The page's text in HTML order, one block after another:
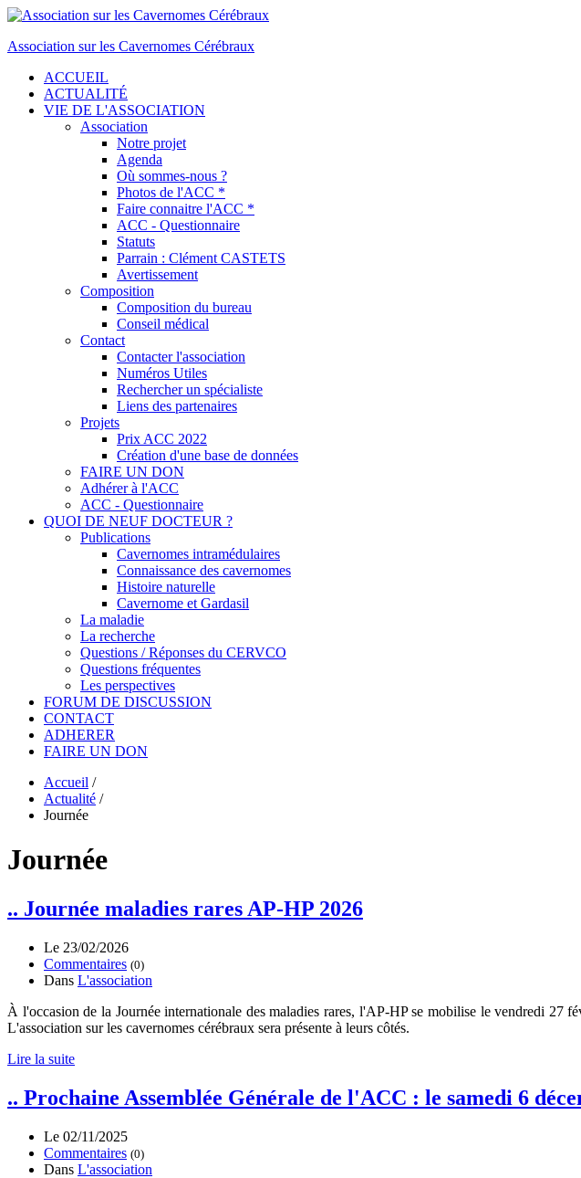
Association sur les Cavernomes Cérébraux
ACCUEIL
ACTUALITÉ
VIE DE L'ASSOCIATION
Association
Notre projet
Agenda
Où sommes-nous ?
Photos de l'ACC *
Faire connaitre l'ACC *
ACC - Questionnaire
Statuts
Parrain : Clément CASTETS
Avertissement
Composition
Composition du bureau
Conseil médical
Contact
Contacter l'association
Numéros Utiles
Rechercher un spécialiste
Liens des partenaires
Projets
Prix ACC 2022
Création d'une base de données
FAIRE UN DON
Adhérer à l'ACC
ACC - Questionnaire
QUOI DE NEUF DOCTEUR ?
Publications
Cavernomes intramédulaires
Connaissance des cavernomes
Histoire naturelle
Cavernome et Gardasil
La maladie
La recherche
Questions / Réponses du CERVCO
Questions fréquentes
Les perspectives
FORUM DE DISCUSSION
CONTACT
ADHERER
FAIRE UN DON
Accueil /
Actualité /
Journée
Journée
.. Journée maladies rares AP-HP 2026
Le 23/02/2026
Commentaires (0)
Dans L'association
À l'occasion de la Journée internationale des maladies rares, l'AP-HP se mobilise le vendredi 27
L'association sur les cavernomes cérébraux sera présente à leurs côtés.
Lire la suite
.. Prochaine Assemblée Générale de l'ACC : le samedi 6
Le 02/11/2025
Commentaires (0)
Dans L'association